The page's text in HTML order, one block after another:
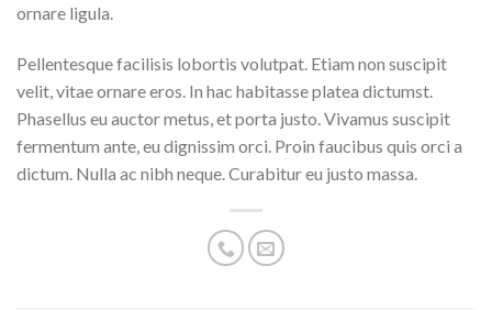
ornare ligula.
Pellentesque facilisis lobortis volutpat. Etiam non suscipit
velit, vitae ornare eros. In hac habitasse platea dictumst.
Phasellus eu auctor metus, et porta justo. Vivamus suscipit
fermentum ante, eu dignissim orci. Proin faucibus quis orci a
dictum. Nulla ac nibh neque. Curabitur eu justo massa.